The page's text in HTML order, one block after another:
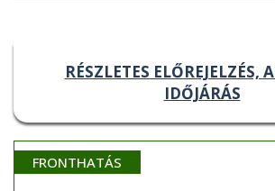
RÉSZLETES ELŐREJELZÉS,
IDŐJÁRÁS
FRONTHATÁS